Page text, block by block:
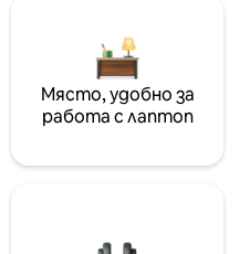
Място, удобно за
работа с лаптоп